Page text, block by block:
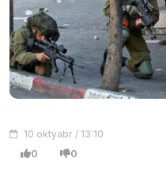
10 oktyabr / 13:10
0 0